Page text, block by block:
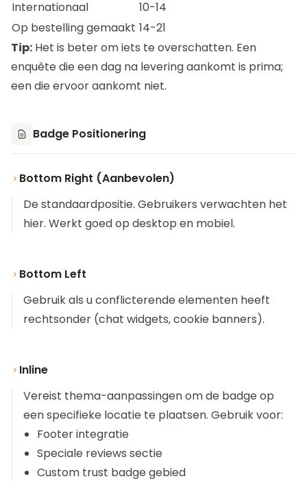
Internationaal
10-14
Op bestelling gemaakt 14-21
Tip: Het is beter om iets te overschatten. Een
enquête die een dag na levering aankomt is prima;
een die ervoor aankomt niet.
Badge Positionering
Bottom Right (Aanbevolen)
De standaardpositie. Gebruikers verwachten het
hier. Werkt goed op desktop en mobiel.
Bottom Left
Gebruik als u conflicterende elementen heeft
rechtsonder (chat widgets, cookie banners).
Inline
Vereist thema-aanpassingen om de badge op
een specifieke locatie te plaatsen. Gebruik voor:
Footer integratie
Speciale reviews sectie
Custom trust badge gebied